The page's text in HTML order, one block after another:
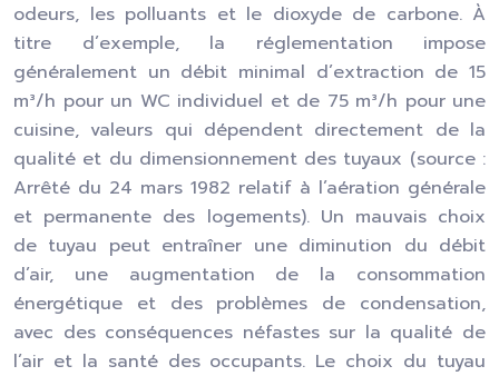
odeurs, les polluants et le dioxyde de carbone. À
titre d’exemple, la réglementation impose
généralement un débit minimal d’extraction de 15
m³/h pour un WC individuel et de 75 m³/h pour une
cuisine, valeurs qui dépendent directement de la
qualité et du dimensionnement des tuyaux (source :
Arrêté du 24 mars 1982 relatif à l’aération générale
et permanente des logements). Un mauvais choix
de tuyau peut entraîner une diminution du débit
d’air, une augmentation de la consommation
énergétique et des problèmes de condensation,
avec des conséquences néfastes sur la qualité de
l’air et la santé des occupants. Le choix du tuyau